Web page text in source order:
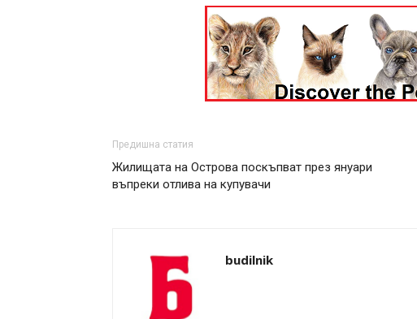
Предишна статия
Жилищата на Острова поскъпват през януари
въпреки отлива на купувачи
budilnik